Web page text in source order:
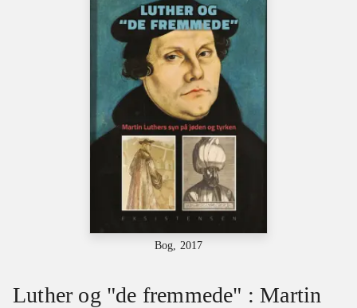
Bog, 2017
Luther og "de fremmede" : Martin